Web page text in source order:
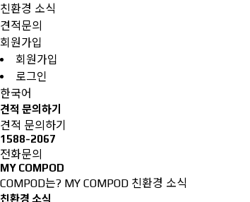
친환경 소식
견적문의
회원가입
회원가입
로그인
한국어
견적 문의하기
견적 문의하기
1588-2067
전화문의
MY COMPOD
COMPOD는? MY COMPOD 친환경 소식
친환경 소식